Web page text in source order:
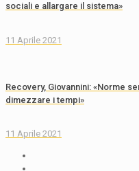
sociali e allargare il sistema»
11 Aprile 2021
Recovery, Giovannini: «Norme
dimezzare i tempi»
11 Aprile 2021